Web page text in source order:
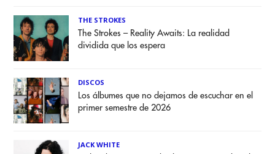
THE STROKES
The Strokes – Reality Awaits: La realidad
dividida que los espera
DISCOS
Los álbumes que no dejamos de escuchar en el
primer semestre de 2026
JACK WHITE